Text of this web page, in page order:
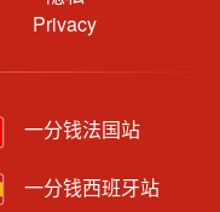
Privacy
一分钱法国站
一分钱西班牙站